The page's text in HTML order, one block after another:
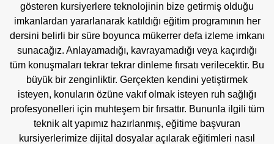
gösteren kursiyerlere teknolojinin bize getirmiş olduğu
imkanlardan yararlanarak katıldığı eğitim programının her
dersini belirli bir süre boyunca mükerrer defa izleme imkanı
sunacağız. Anlayamadığı, kavrayamadığı veya kaçırdığı
tüm konuşmaları tekrar tekrar dinleme fırsatı verilecektir. Bu
büyük bir zenginliktir. Gerçekten kendini yetiştirmek
isteyen, konuların özüne vakıf olmak isteyen ruh sağlığı
profesyonelleri için muhteşem bir fırsattır. Bununla ilgili tüm
teknik alt yapımız hazırlanmış, eğitime başvuran
kursiyerlerimize dijital dosyalar açılarak eğitimleri nasıl